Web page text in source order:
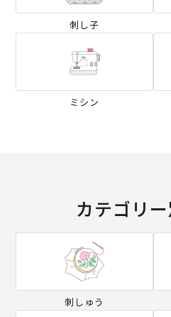
刺し子
ミシン
カテゴリ
刺しゅう